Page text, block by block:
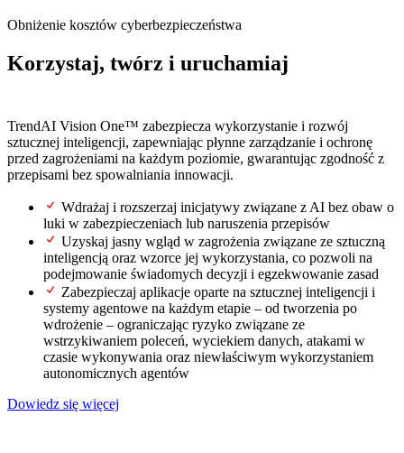
Obniżenie kosztów cyberbezpieczeństwa
Korzystaj, twórz i uruchamiaj
TrendAI Vision One™ zabezpiecza wykorzystanie i rozwój
sztucznej inteligencji, zapewniając płynne zarządzanie i ochronę
przed zagrożeniami na każdym poziomie, gwarantując zgodność z
przepisami bez spowalniania innowacji.
Wdrażaj i rozszerzaj inicjatywy związane z AI bez obaw o
luki w zabezpieczeniach lub naruszenia przepisów
Uzyskaj jasny wgląd w zagrożenia związane ze sztuczną
inteligencją oraz wzorce jej wykorzystania, co pozwoli na
podejmowanie świadomych decyzji i egzekwowanie zasad
Zabezpieczaj aplikacje oparte na sztucznej inteligencji i
systemy agentowe na każdym etapie – od tworzenia po
wdrożenie – ograniczając ryzyko związane ze
wstrzykiwaniem poleceń, wyciekiem danych, atakami w
czasie wykonywania oraz niewłaściwym wykorzystaniem
autonomicznych agentów
Dowiedz się więcej